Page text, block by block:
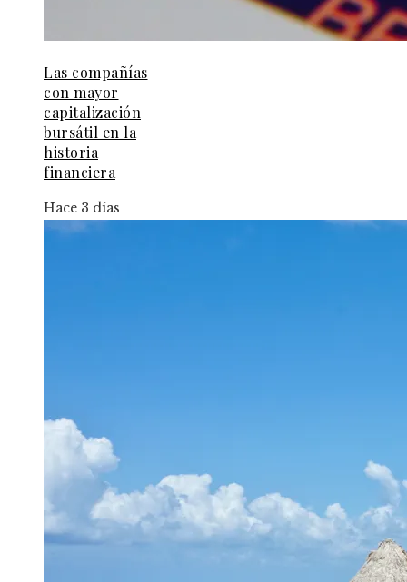
Las compañías
con mayor
capitalización
bursátil en la
historia
financiera
Hace 3 días